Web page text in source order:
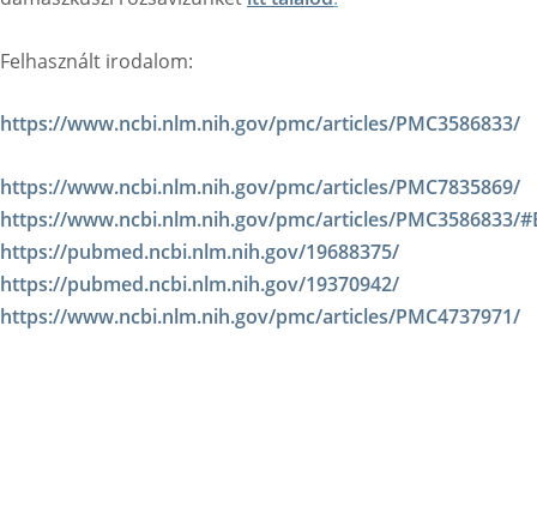
Felhasznált irodalom:
https://www.ncbi.nlm.nih.gov/pmc/articles/PMC3586833/
https://www.ncbi.nlm.nih.gov/pmc/articles/PMC7835869/
https://www.ncbi.nlm.nih.gov/pmc/articles/PMC3586833/
https://pubmed.ncbi.nlm.nih.gov/19688375/
https://pubmed.ncbi.nlm.nih.gov/19370942/
https://www.ncbi.nlm.nih.gov/pmc/articles/PMC4737971/